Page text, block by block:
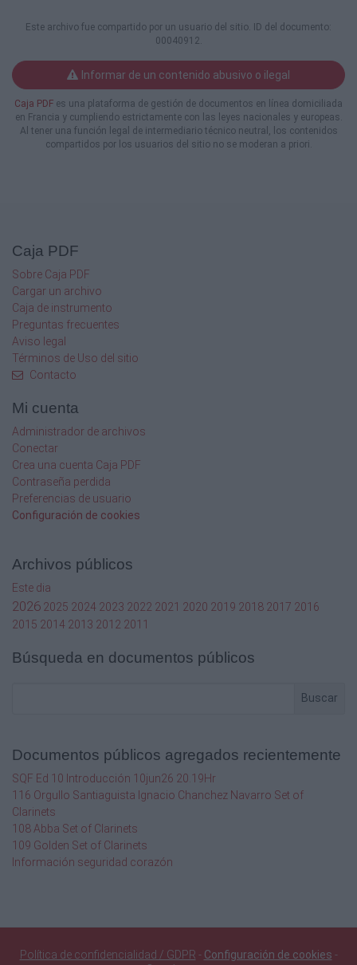
No incluye lazo ni bálsamo
5
2714
PERFUME CORAZÓN
Medidas: 9,5 x 9 cm
Medidas caja: 10,5 x 10,5 cm
"#$%&amp;
4673
PERFUME RELOJ MAN
Medidas: 6 x 9,5 cm
Medidas caja: 10,5 x 7,5 cm
2685
LIBRETA NOTAS PVC
“MOUSTACHE”
Medidas: 10 x 13,5 x 1 cm / 56 hojas
7
2650
2677 SUR
LIBRETA CON IMÁN Y
LÁPIZ “KITCHEN”
"#$%&amp;
2678 SUR
BLOC DE NOTAS CON BOLÍGRAFO
“BUTTERFLY”
3 diseños surtidos - 80 hojas
Medidas: 8,7 x 11,7 cm
LIBRETA TAPA DURA CON
Este archivo fue compartido por un usuario del sitio. ID del documento:
00040912.
Informar de un contenido abusivo o ilegal
Caja PDF es una plataforma de gestión de documentos en línea domiciliada
en Francia y cumpliendo estrictamente con las leyes nacionales y europeas.
Al tener una función legal de intermediario técnico neutral, los contenidos
compartidos por los usuarios del sitio no se moderan a priori.
Caja PDF
Sobre Caja PDF
Cargar un archivo
Caja de instrumento
Preguntas frecuentes
Aviso legal
Términos de Uso del sitio
Contacto
Mi cuenta
Administrador de archivos
Conectar
Crea una cuenta Caja PDF
Contraseña perdida
Preferencias de usuario
Configuración de cookies
Archivos públicos
Este dia
2026 2025 2024 2023 2022 2021 2020 2019 2018 2017 2016
2015 2014 2013 2012 2011
Búsqueda en documentos públicos
Buscar
Documentos públicos agregados recientemente
SQF Ed 10 Introducción 10jun26 20.19Hr
116 Orgullo Santiaguista Ignacio Chanchez Navarro Set of
Clarinets
108 Abba Set of Clarinets
109 Golden Set of Clarinets
Información seguridad corazón
Política de confidencialidad / GDPR - Configuración de cookies -